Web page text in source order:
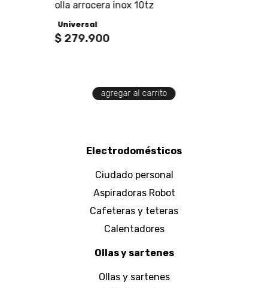
olla arrocera inox 10tz
Universal
$ 279.900
agregar al carrito
Electrodomésticos
Ciudado personal
Aspiradoras Robot
Cafeteras y teteras
Calentadores
Ollas y sartenes
Ollas y sartenes